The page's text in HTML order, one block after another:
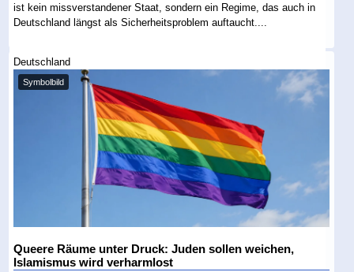
ist kein missverstandener Staat, sondern ein Regime, das auch in
Deutschland längst als Sicherheitsproblem auftaucht....
Deutschland
Symbolbild
Queere Räume unter Druck: Juden sollen weichen,
Islamismus wird verharmlost